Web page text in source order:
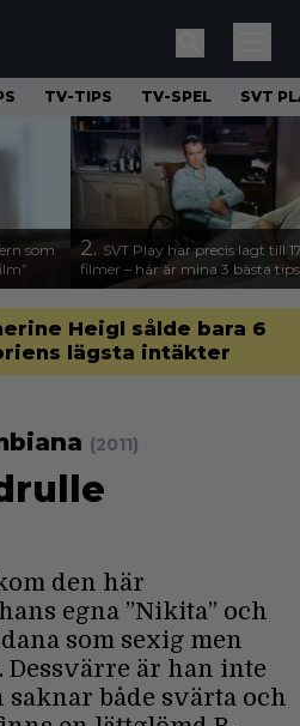
TV-TIPS TV-SPEL SVT
som
2. SVT Play har precis lagt till
filmer – här är mina 3 bästa tips
Heigl sålde bara 6
lägsta intäkter
(2011)
den här
egna ”Nikita” och
som sexig men
är han inte
både svärta och